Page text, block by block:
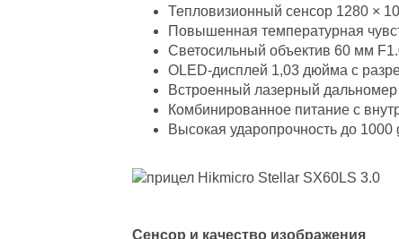
Тепловизионный сенсор 1280 ×
Повышенная температурная
Светосильный объектив 60 мм
OLED-дисплей 1,03 дюйма с
Встроенный лазерный
Комбинированное питание с
Высокая ударопрочность до 1000
Сенсор и качество изображения